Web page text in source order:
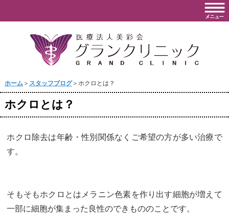
ホーム＞ スタッフブログ＞ホクロとは？
ホクロとは？
ホクロ除去は年齢・性別関係なくご希望の方が多い治療で
す。
そもそもホクロとはメラニン色素を作り出す細胞が増えて
一部に細胞が集まった良性のできもののことです。